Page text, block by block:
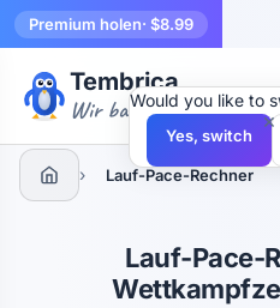
Premium holen· $8.99
Tembrica
Wir bauen Werkzeuge
› Lauf-Pace-Rechner
Lauf-Pace-
×
Would you like to
Yes, switch